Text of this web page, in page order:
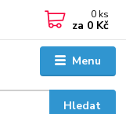
Menu
Hledat
0 ks
za 0 Kč